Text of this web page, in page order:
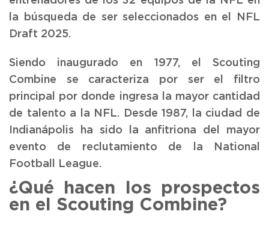
la búsqueda de ser seleccionados en el NFL
Draft 2025.
Siendo inaugurado en 1977, el Scouting
Combine se caracteriza por ser el filtro
principal por donde ingresa la mayor cantidad
de talento a la NFL. Desde 1987, la ciudad de
Indianápolis ha sido la anfitriona del mayor
evento de reclutamiento de la National
Football League.
¿Qué hacen los prospectos
en el Scouting Combine?